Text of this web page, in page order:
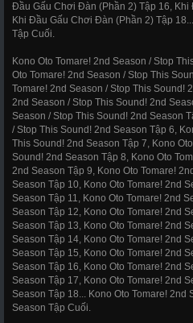
Đầu Gấu Chơi Đàn (Phần 2) Tập 16,
Khi Đầu Gấu Chơi Đàn (Phần 2) Tập
Tập Cuối.
Kono Oto Tomare! 2nd Season / Stop
Oto Tomare! 2nd Season / Stop This
Tomare! 2nd Season / Stop This Sound!
2nd Season / Stop This Sound! 2nd
Season / Stop This Sound! 2nd Season
/ Stop This Sound! 2nd Season Tập 6,
This Sound! 2nd Season Tập 7, Kono
Sound! 2nd Season Tập 8, Kono Oto
2nd Season Tập 9, Kono Oto Tomare!
Season Tập 10, Kono Oto Tomare! 2nd
Season Tập 11, Kono Oto Tomare! 2nd
Season Tập 12, Kono Oto Tomare! 2nd
Season Tập 13, Kono Oto Tomare! 2nd
Season Tập 14, Kono Oto Tomare! 2nd
Season Tập 15, Kono Oto Tomare! 2nd
Season Tập 16, Kono Oto Tomare! 2nd
Season Tập 17, Kono Oto Tomare! 2nd
Season Tập 18... Kono Oto Tomare! 2nd
Season Tập Cuối.